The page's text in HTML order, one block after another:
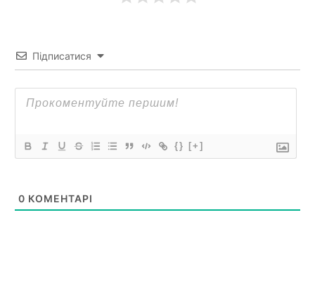
Підписатися
{} [+]
0 КОМЕНТАРІ